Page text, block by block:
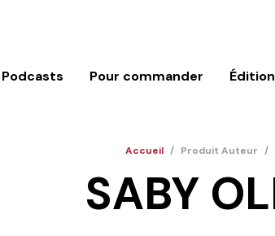
Podcasts Pour commander
Accueil / Produit Auteur /
SABY